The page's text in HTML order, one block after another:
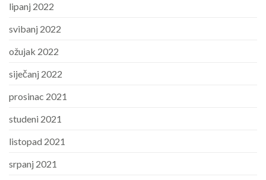
lipanj 2022
svibanj 2022
ožujak 2022
siječanj 2022
prosinac 2021
studeni 2021
listopad 2021
srpanj 2021